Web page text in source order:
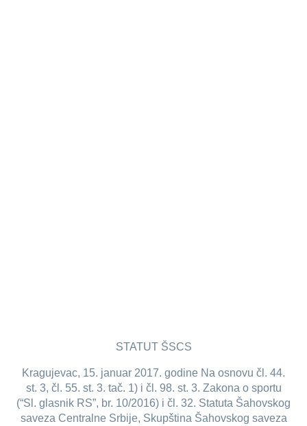
STATUT ŠSCS
Kragujevac, 15. januar 2017. godine Na osnovu čl. 44.
st. 3, čl. 55. st. 3. tač. 1) i čl. 98. st. 3. Zakona o sportu
(“Sl. glasnik RS”, br. 10/2016) i čl. 32. Statuta Šahovskog
saveza Centralne Srbije, Skupština Šahovskog saveza